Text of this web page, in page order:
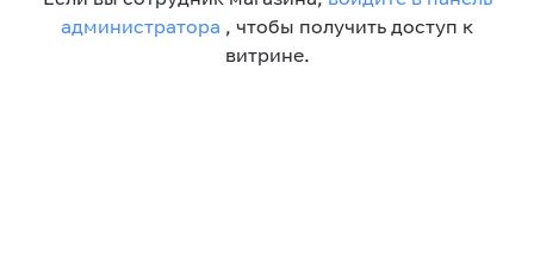
администратора , чтобы получить доступ к
витрине.